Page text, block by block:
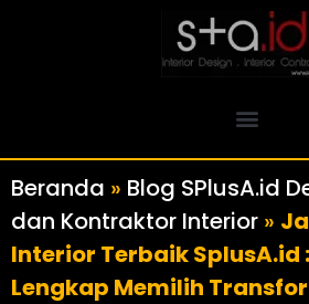
Beranda » Blog SPlusA.id
dan Kontraktor Interior »
Interior Terbaik SplusA.id
Lengkap Memilih